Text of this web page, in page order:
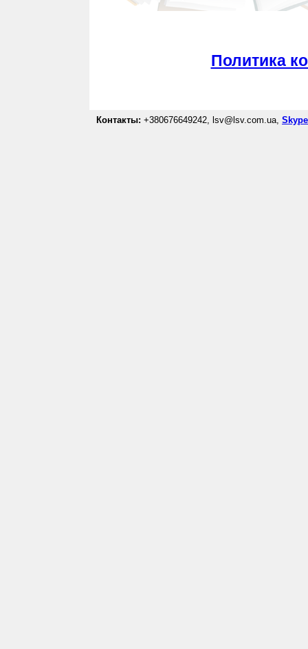
Политика
Контакты: +380676649242, lsv@lsv.com.ua, Skype